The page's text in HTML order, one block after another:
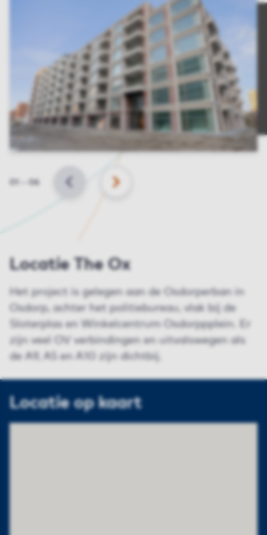
Slide
VORIGE VOLGENDE
Locatie The Ox
Het project is gelegen aan de Osdorperban in
Osdorp, achter het politiebureau, vlak bij de
Sloterplas en Winkelcentrum Osdorppplein. Er
zijn veel OV verbindingen en uitvalswegen als
de A9, A5 en A10 zijn dichtbij.
Locatie op kaart